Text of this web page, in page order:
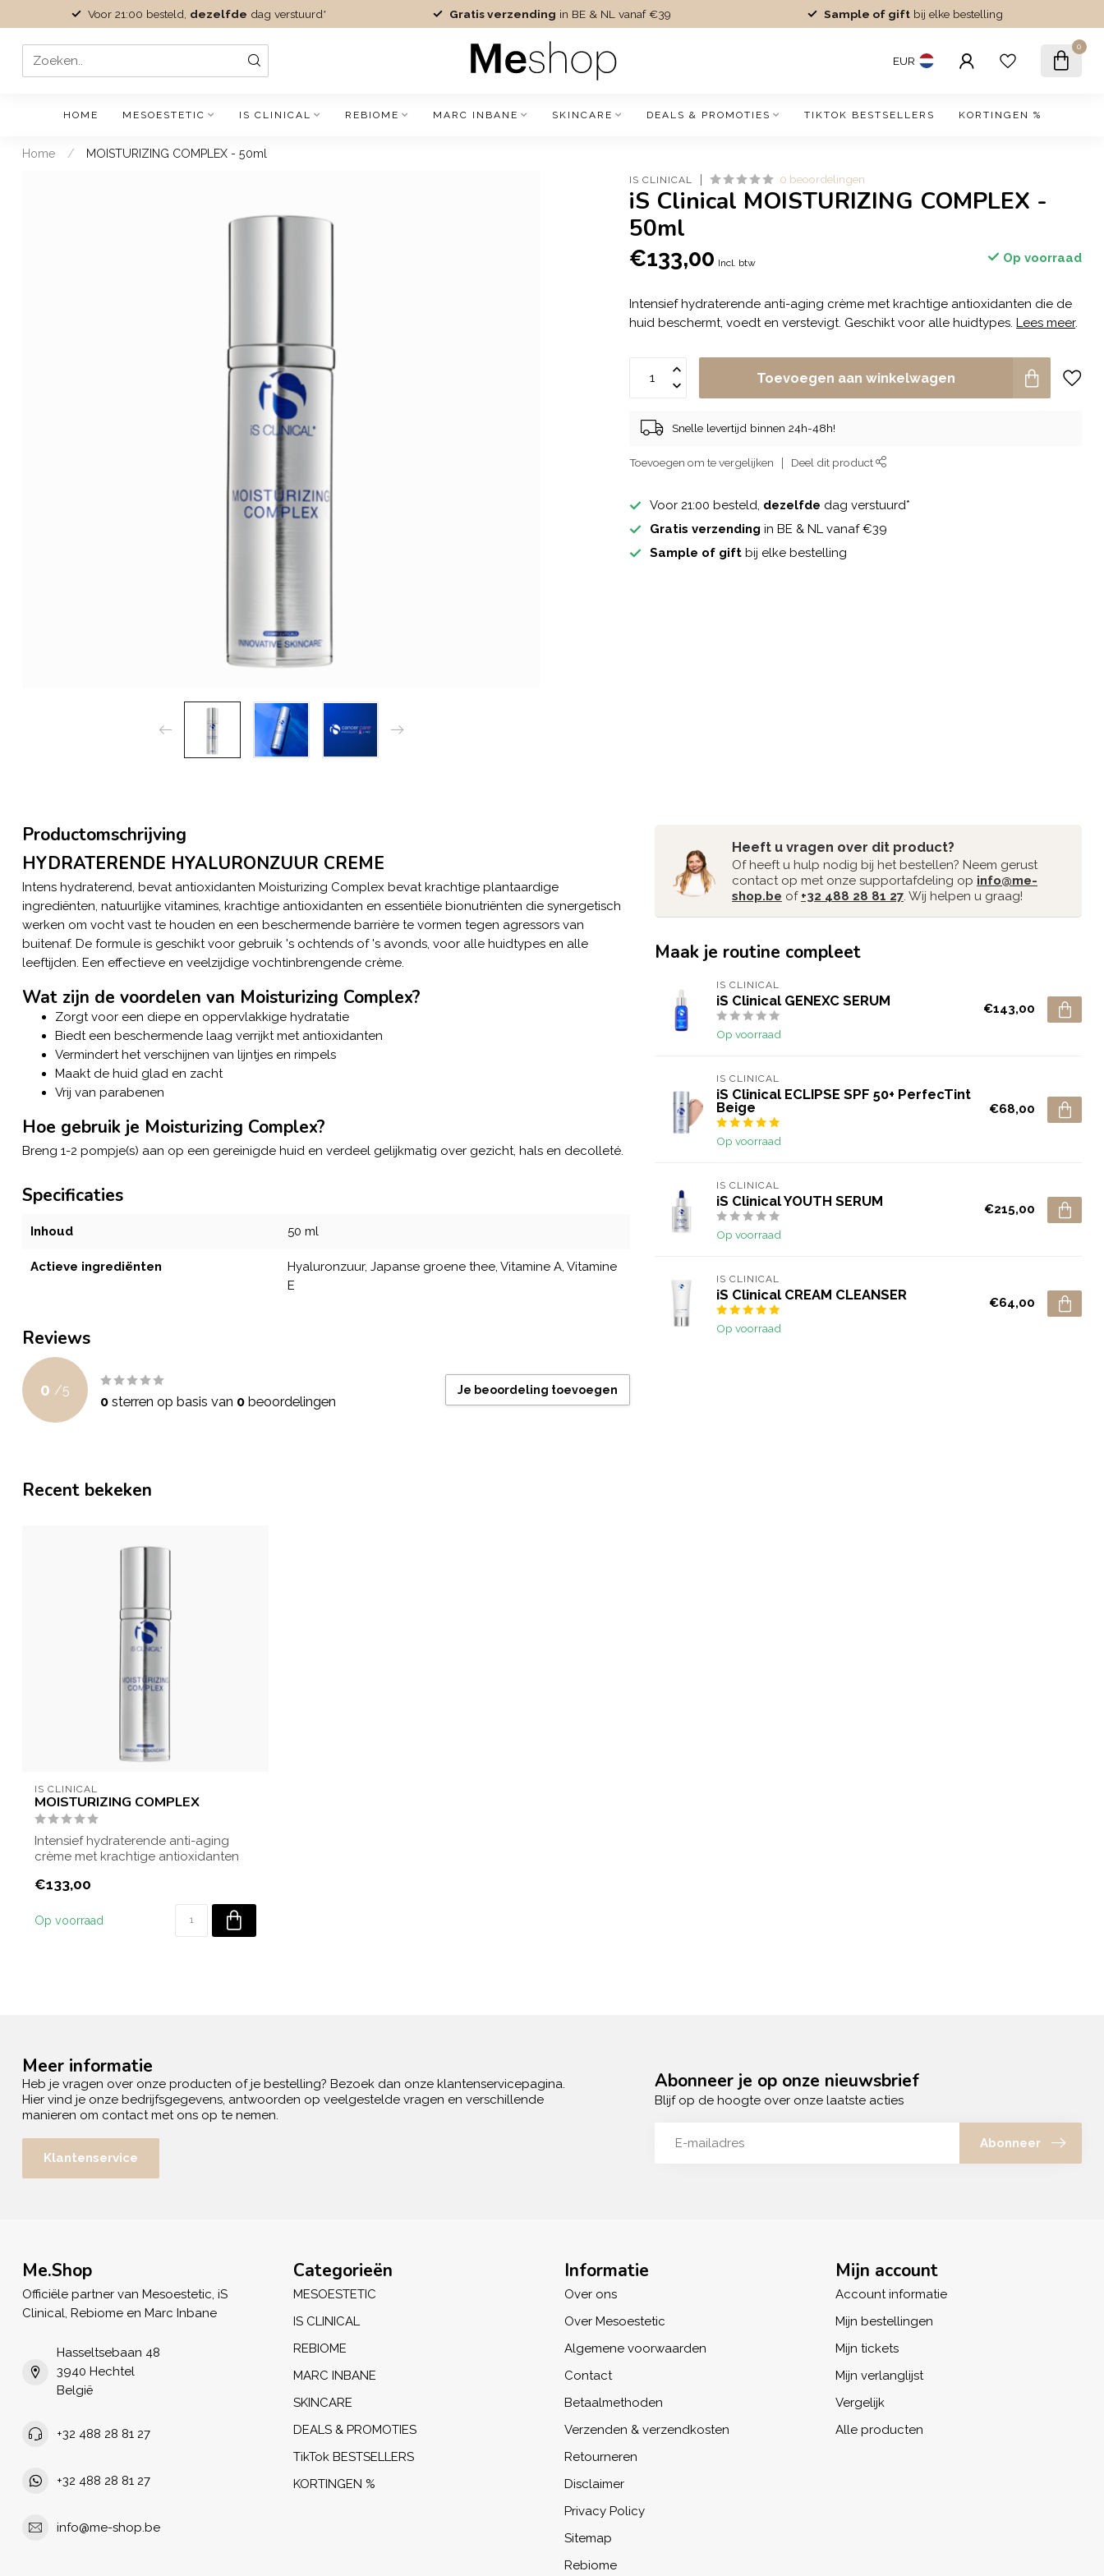
Voor 21:00 besteld, dezelfde dag verstuurd* Gratis verzending in BE & NL vanaf €39 Sample of gift bij elke bestelling
EUR
0
HOME MESOESTETIC IS CLINICAL REBIOME MARC INBANE SKINCARE DEALS & PROMOTIES TIKTOK BESTSELLERS KORTINGEN %
Home / MOISTURIZING COMPLEX - 50ml
IS CLINICAL 0 beoordelingen
iS Clinical MOISTURIZING COMPLEX -
50ml
€133,00 Incl. btw Op voorraad
Intensief hydraterende anti-aging crème met krachtige antioxidanten die de
huid beschermt, voedt en verstevigt. Geschikt voor alle huidtypes.Lees meer.
Toevoegen aan winkelwagen
Snelle levertijd binnen 24h-48h!
Toevoegen om te vergelijken Deel dit product
Voor 21:00 besteld, dezelfde dag verstuurd*
Gratis verzending in BE & NL vanaf €39
Sample of gift bij elke bestelling
Productomschrijving
HYDRATERENDE HYALURONZUUR CREME
Intens hydraterend, bevat antioxidanten Moisturizing Complex bevat krachtige plantaardige
ingrediënten, natuurlijke vitamines, krachtige antioxidanten en essentiële bionutriënten die synergetisch
werken om vocht vast te houden en een beschermende barrière te vormen tegen agressors van
buitenaf. De formule is geschikt voor gebruik 's ochtends of 's avonds, voor alle huidtypes en alle
leeftijden. Een effectieve en veelzijdige vochtinbrengende crème.
Wat zijn de voordelen van Moisturizing Complex?
Zorgt voor een diepe en oppervlakkige hydratatie
Biedt een beschermende laag verrijkt met antioxidanten
Vermindert het verschijnen van lijntjes en rimpels
Maakt de huid glad en zacht
Vrij van parabenen
Hoe gebruik je Moisturizing Complex?
Breng 1-2 pompje(s) aan op een gereinigde huid en verdeel gelijkmatig over gezicht, hals en decolleté.
Specificaties
Inhoud 50 ml
Actieve ingrediënten
Hyaluronzuur, Japanse groene thee, Vitamine A, Vitamine
E
Reviews
0 /5
0 sterren op basis van 0 beoordelingen
Je beoordeling toevoegen
Heeft u vragen over dit product?
Of heeft u hulp nodig bij het bestellen? Neem gerust
contact op met onze supportafdeling op info@me-
shop.be of +32 488 28 81 27. Wij helpen u graag!
Maak je routine compleet
IS CLINICAL
iS Clinical GENEXC SERUM
Op voorraad
€143,00
IS CLINICAL
iS Clinical ECLIPSE SPF 50+ PerfecTint
Beige
Op voorraad
€68,00
IS CLINICAL
iS Clinical YOUTH SERUM
Op voorraad
€215,00
IS CLINICAL
iS Clinical CREAM CLEANSER
Op voorraad
€64,00
Recent bekeken
IS CLINICAL
MOISTURIZING COMPLEX
Intensief hydraterende anti-aging
crème met krachtige antioxidanten
€133,00
Op voorraad
Meer informatie
Heb je vragen over onze producten of je bestelling? Bezoek dan onze klantenservicepagina.
Hier vind je onze bedrijfsgegevens, antwoorden op veelgestelde vragen en verschillende
manieren om contact met ons op te nemen.
Klantenservice
Abonneer je op onze nieuwsbrief
Blijf op de hoogte over onze laatste acties
Abonneer
Me.Shop
Officiële partner van Mesoestetic, iS
Clinical, Rebiome en Marc Inbane
Hasseltsebaan 48
3940 Hechtel
België
+32 488 28 81 27
+32 488 28 81 27
info@me-shop.be
Categorieën
MESOESTETIC
IS CLINICAL
REBIOME
MARC INBANE
SKINCARE
DEALS & PROMOTIES
TikTok BESTSELLERS
KORTINGEN %
Informatie
Over ons
Over Mesoestetic
Algemene voorwaarden
Contact
Betaalmethoden
Verzenden & verzendkosten
Retourneren
Disclaimer
Privacy Policy
Sitemap
Rebiome
Mijn account
Account informatie
Mijn bestellingen
Mijn tickets
Mijn verlanglijst
Vergelijk
Alle producten